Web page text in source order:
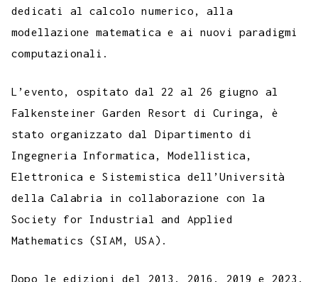
dedicati al calcolo numerico, alla
modellazione matematica e ai nuovi paradigmi
computazionali.
L’evento, ospitato dal 22 al 26 giugno al
Falkensteiner Garden Resort di Curinga, è
stato organizzato dal Dipartimento di
Ingegneria Informatica, Modellistica,
Elettronica e Sistemistica dell’Università
della Calabria in collaborazione con la
Society for Industrial and Applied
Mathematics (SIAM, USA).
Dopo le edizioni del 2013, 2016, 2019 e 2023,